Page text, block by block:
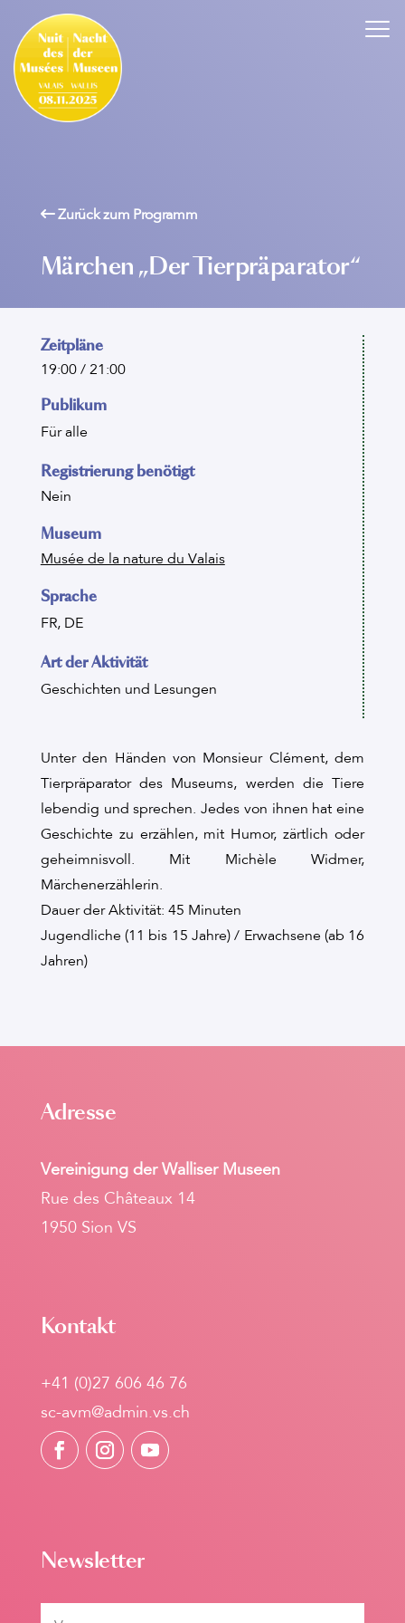
Zurück zum Programm
Märchen „Der Tierpräparator“
Zeitpläne
19:00 / 21:00
Publikum
Für alle
Registrierung benötigt
Nein
Museum
Musée de la nature du Valais
Sprache
FR, DE
Art der Aktivität
Geschichten und Lesungen
Unter den Händen von Monsieur Clément, dem
Tierpräparator des Museums, werden die Tiere
lebendig und sprechen. Jedes von ihnen hat eine
Geschichte zu erzählen, mit Humor, zärtlich oder
geheimnisvoll. Mit Michèle Widmer,
Märchenerzählerin.
Dauer der Aktivität: 45 Minuten
Jugendliche (11 bis 15 Jahre) / Erwachsene (ab 16
Jahren)
Adresse
Vereinigung der Walliser Museen
Rue des Châteaux 14
1950 Sion VS
Kontakt
+41 (0)27 606 46 76
sc-avm@admin.vs.ch
Newsletter